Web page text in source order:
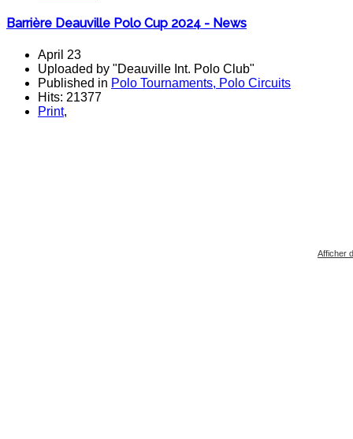
Barrière Deauville Polo Cup 2024 - News
April 23
Uploaded by "Deauville Int. Polo Club"
Published in Polo Tournaments, Polo Circuits
Hits: 21377
Print,
Afficher